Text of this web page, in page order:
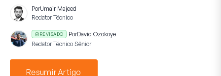
PorUmair Majeed
Redator Técnico
REVISADO PorDavid Ozokoye
Redator Técnico Sênior
Resumir Artigo